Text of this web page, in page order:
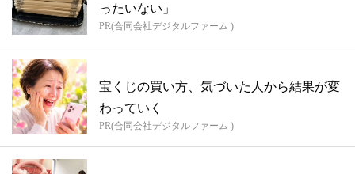
ったいない」
PR(合同会社デジタルファーム )
宝くじの買い方、気づいた人から結果が変
わっていく
PR(合同会社デジタルファーム )